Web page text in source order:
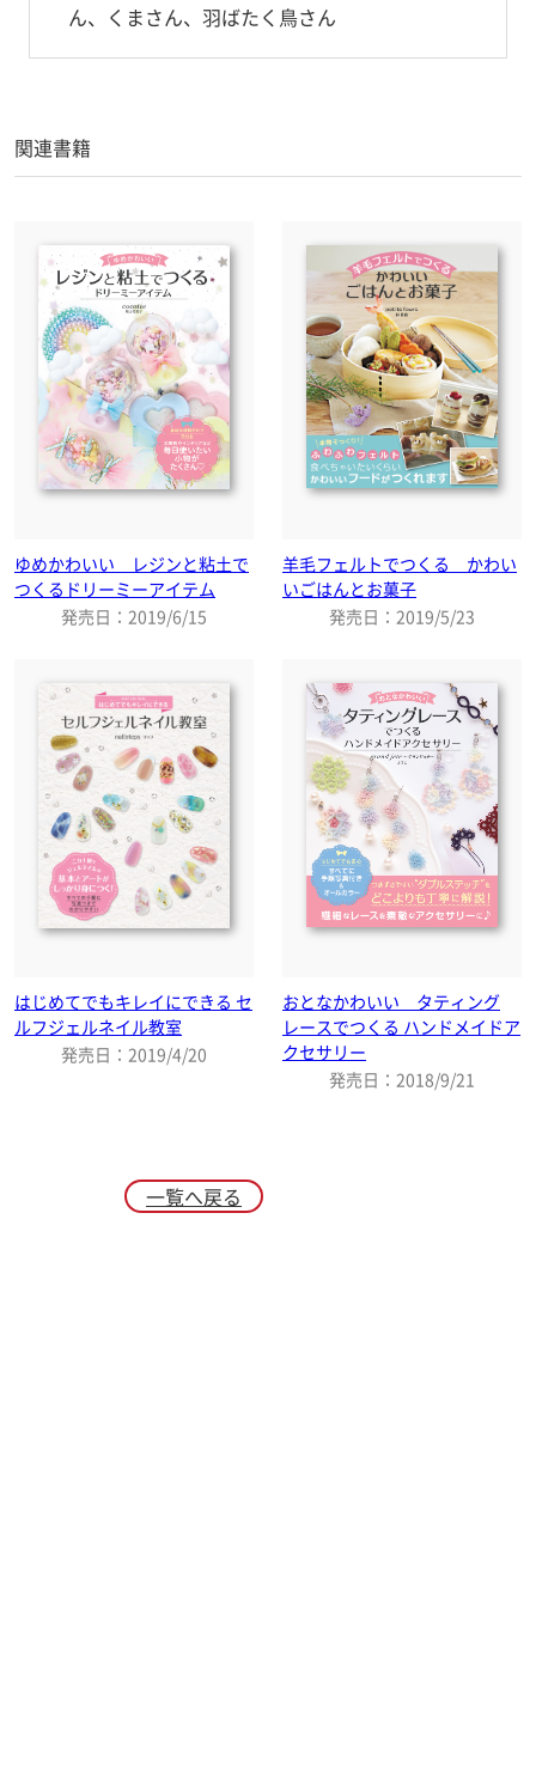
ん、くまさん、羽ばたく鳥さん
関連書籍
ゆめかわいい レジンと粘土で
つくるドリーミーアイテム
発売日：2019/6/15
羊毛フェルトでつくる かわい
いごはんとお菓子
発売日：2019/5/23
はじめてでもキレイにできる セ
ルフジェルネイル教室
発売日：2019/4/20
おとなかわいい タティング
レースでつくる ハンドメイドア
クセサリー
発売日：2018/9/21
一覧へ戻る